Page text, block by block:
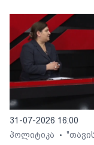
31-07-2026 16:00
პოლიტიკა
•